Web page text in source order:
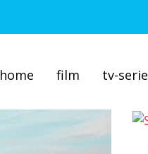
home film tv-serie